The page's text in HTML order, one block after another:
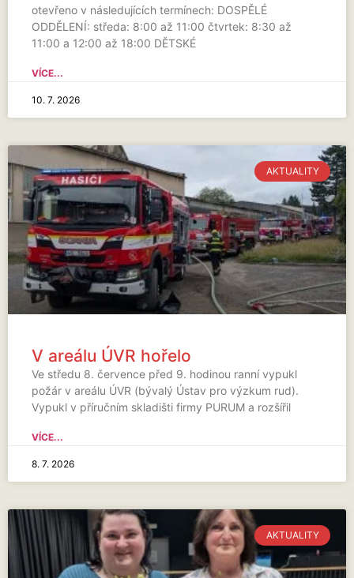
otevřeno v následujících termínech: DOSPĚLÉ
ODDĚLENÍ: středa: 8:00 až 11:00 čtvrtek: 8:30 až
11:00 a 12:00 až 18:00 DĚTSKÉ
VÍCE...
10. 7. 2026
AKTUALITY
V areálu ÚVR hořelo
Ve středu 8. července před 9. hodinou ranní vypukl
požár v areálu ÚVR (bývalý Ústav pro výzkum rud).
Vypukl v příručním skladišti firmy PURUM a rozšířil
VÍCE...
8. 7. 2026
AKTUALITY